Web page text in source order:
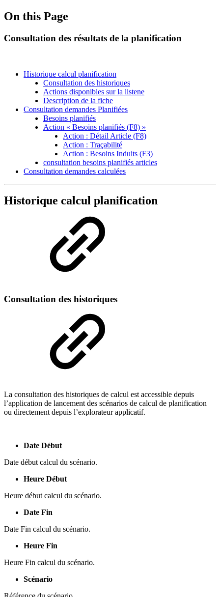
On this Page
Consultation des résultats de la planification
Historique calcul planification
Consultation des historiques
Actions disponibles sur la listene
Description de la fiche
Consultation demandes Planifiées
Besoins planifiés
Action « Besoins planifiés (F8) »
Action : Détail Article (F8)
Action : Traçabilité
Action : Besoins Induits (F3)
consultation besoins planifiés articles
Consultation demandes calculées
Historique calcul planification
Consultation des historiques
La consultation des historiques de calcul est accessible depuis
l’application de lancement des scénarios de calcul de planification
ou directement depuis l’explorateur applicatif.
Date Début
Date début calcul du scénario.
Heure Début
Heure début calcul du scénario.
Date Fin
Date Fin calcul du scénario.
Heure Fin
Heure Fin calcul du scénario.
Scénario